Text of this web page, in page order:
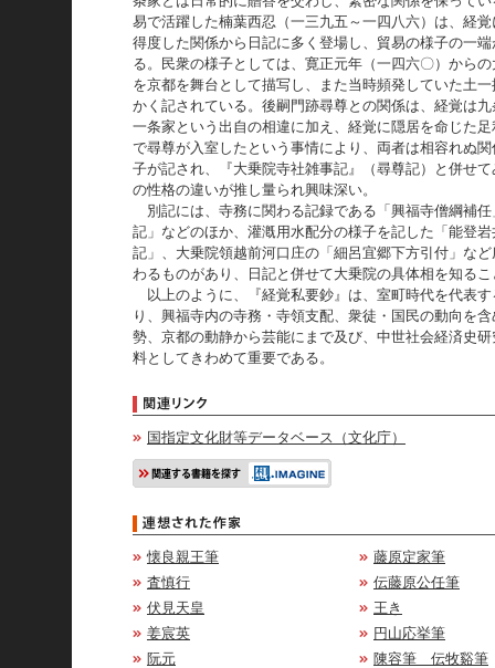
易で活躍した楠葉西忍（一三九五～一四八六）は、経
得度した関係から日記に多く登場し、貿易の様子の一
る。民衆の様子としては、寛正元年（一四六〇）から
を京都を舞台として描写し、また当時頻発していた土
かく記されている。後嗣門跡尋尊との関係は、経覚は
一条家という出自の相違に加え、経覚に隠居を命じた
で尋尊が入室したという事情により、両者は相容れぬ
子が記され、『大乗院寺社雑事記』（尋尊記）と併せ
の性格の違いが推し量られ興味深い。
別記には、寺務に関わる記録である「興福寺僧綱補任
記」などのほか、灌漑用水配分の様子を記した「能登
記」、大乗院領越前河口庄の「細呂宜郷下方引付」な
わるものがあり、日記と併せて大乗院の具体相を知る
以上のように、『経覚私要鈔』は、室町時代を代表す
り、興福寺内の寺務・寺領支配、衆徒・国民の動向を
勢、京都の動静から芸能にまで及び、中世社会経済史
料としてきわめて重要である。
国指定文化財等データベース（文化庁）
懐良親王筆
藤原定家筆
査慎行
伝藤原公任筆
伏見天皇
王き
姜宸英
円山応挙筆
阮元
陳容筆 伝牧谿筆